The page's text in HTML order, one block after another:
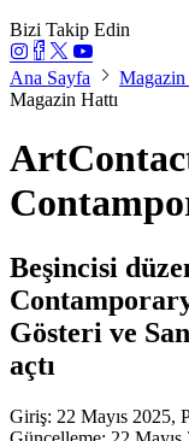
Bizi Takip Edin
Ana Sayfa
Magazin
Magazin Hattı
Beşincisi
Gösteri ve
açtı
Giriş: 22 Mayıs 2025,